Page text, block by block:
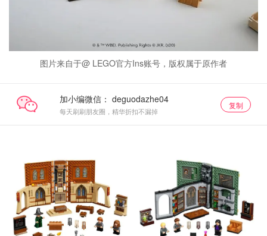
图片来自于@ LEGO官方Ins账号，版权属于原作者
加小编微信：
每天刷刷朋友圈，精华折扣不漏掉
复制